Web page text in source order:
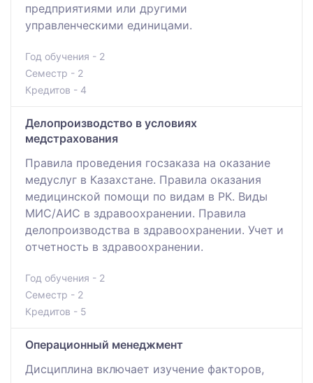
предприятиями или другими
управленческими единицами.
Год обучения - 2
Семестр - 2
Кредитов - 4
Делопроизводство в условиях
медстрахования
Правила проведения госзаказа на оказание
медуслуг в Казахстане. Правила оказания
медицинской помощи по видам в РК. Виды
МИС/АИС в здравоохранении. Правила
делопроизводства в здравоохранении. Учет и
отчетность в здравоохранении.
Год обучения - 2
Семестр - 2
Кредитов - 5
Операционный менеджмент
Дисциплина включает изучение факторов,